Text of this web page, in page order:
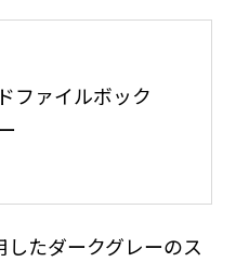
ファイルボック
たダークグレーのス